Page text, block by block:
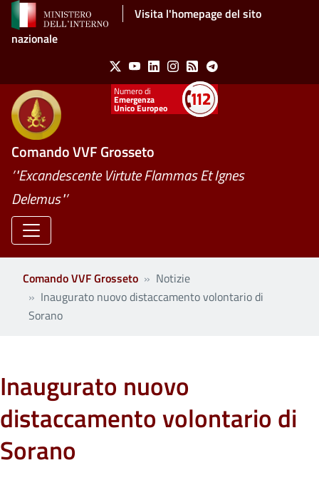
Salta al contenuto principaleVisita l'homepage del sito
nazionale
Social Menu
X YoutubeLinkedinInstagram
Feed Telegram
Emergenza
Unico Europeo
Comando VVF Grosseto
’"Excandescente Virtute Flammas Et Ignes
Delemus"’
Comando VVF Grosseto
Notizie
Inaugurato nuovo distaccamento volontario di
Sorano
Inaugurato nuovo
distaccamento volontario di
Sorano